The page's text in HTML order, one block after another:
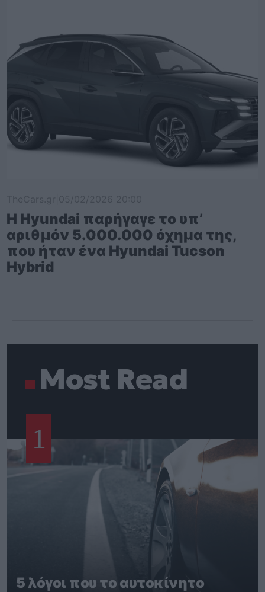
Η Hyundai παρήγαγε το υπ’
αριθμόν 5.000.000 όχημα της,
που ήταν ένα Hyundai Tucson
Hybrid
Most Read
1
5 λόγοι που το αυτοκίνητο